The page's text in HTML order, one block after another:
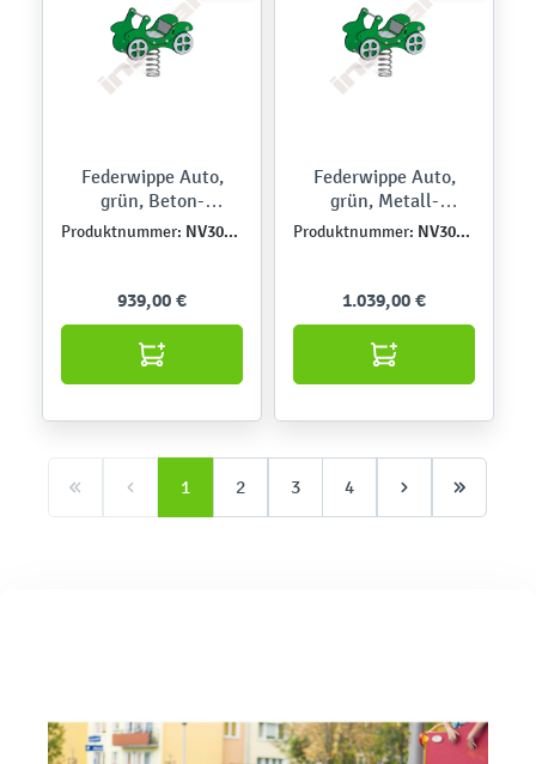
Federwippe Auto,
grün, Beton-
Bodenanker
Produktnummer: NV3046EPZ
939,00 €
Federwippe Auto,
grün, Metall-
Bodenanker
Produktnummer: NV3046EPZK
1.039,00 €
1 2 3 4